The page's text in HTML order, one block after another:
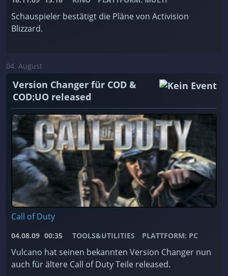
Schauspieler bestätigt die Pläne von Activision
Blizzard.
04. August
Version Changer für COD &
COD:UO released
Call of Duty
04.08.09 00:35 TOOLS&UTILITIES PLATTFORM: PC
Vulcano hat seinen bekannten Version Changer nun
auch für ältere Call of Duty Teile released.